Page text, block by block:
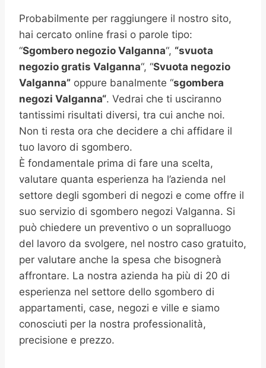
Probabilmente per raggiungere il nostro sito,
hai cercato online frasi o parole tipo:
“Sgombero negozio Valganna“, “svuota
negozio gratis Valganna“, “Svuota negozio
Valganna” oppure banalmente “sgombera
negozi Valganna“. Vedrai che ti usciranno
tantissimi risultati diversi, tra cui anche noi.
Non ti resta ora che decidere a chi affidare il
tuo lavoro di sgombero.
È fondamentale prima di fare una scelta,
valutare quanta esperienza ha l’azienda nel
settore degli sgomberi di negozi e come offre il
suo servizio di sgombero negozi Valganna. Si
può chiedere un preventivo o un sopralluogo
del lavoro da svolgere, nel nostro caso gratuito,
per valutare anche la spesa che bisognerà
affrontare. La nostra azienda ha più di 20 di
esperienza nel settore dello sgombero di
appartamenti, case, negozi e ville e siamo
conosciuti per la nostra professionalità,
precisione e prezzo.